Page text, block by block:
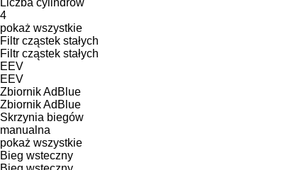
4
pokaż wszystkie
Filtr cząstek stałych
Filtr cząstek stałych
EEV
EEV
Zbiornik AdBlue
Zbiornik AdBlue
Skrzynia biegów
manualna
pokaż wszystkie
Bieg wsteczny